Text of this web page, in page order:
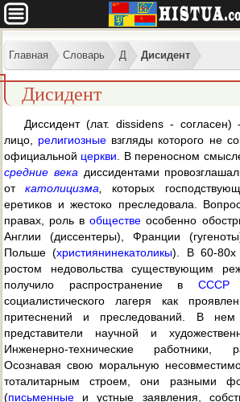
Главная Словарь Д Дисидент
Дисидент
Диссидент (лат. dissidens -
лицо, религиозные взгляды которого не
официальной церкви . В переносном
средние века диссидентами
откатолицизма которых
еретиков и жестоко преследовала.
правах, роль вобществе особенно
Англии (диссентеры), Франции
Польше (християнинекатоликы). В 60-80х
ростом недовольства существующим
получило распространение в СССРи
социалистического лагеря как
притеснений и преследований. В нем
представители научной и
Инженерно-технические работники,
Осознавая свою моральную
тоталитарным строем, они разными
(письменные и устные заявления,